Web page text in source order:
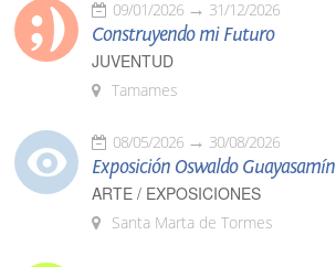
09/01/2026 31/12/2026
Construyendo mi Futuro
JUVENTUD
Tamames
08/05/2026 30/08/2026
Exposición Oswaldo Guayasamín
ARTE / EXPOSICIONES
Santa Marta de Tormes